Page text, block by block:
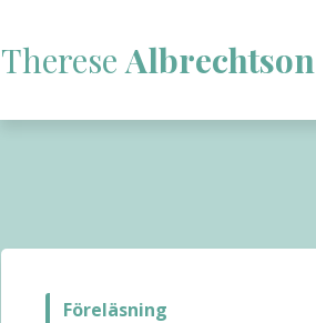
Therese Albrechtson
Föreläsning